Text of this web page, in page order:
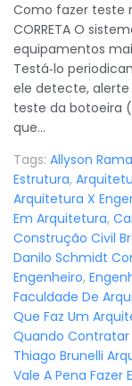
Como fazer teste
CORRETA O
equipamentos
Testá‑lo
ele detecte,
teste da botoeira
que...
Tags: Allyson
Estrutura,
Arquitetura X
Em Arquitetura,
Construção Civil
Danilo Schmidt
Engenheiro,
Faculdade De
Que Faz Um
Quando Contratar
Thiago Brunelli
Vale A Pena Fazer